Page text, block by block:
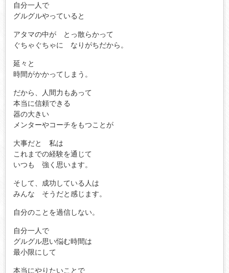
自分一人で
グルグルやっていると
アタマの中が とっ散らかって
ぐちゃぐちゃに なりがちだから。
延々と
時間がかかってしまう。
だから、人間力もあって
本当に信頼できる
器の大きい
メンターやコーチをもつことが
大事だと 私は
これまでの経験を通じて
いつも 強く思います。
そして、成功している人は
みんな そうだと感じます。
自分のことを過信しない。
自分一人で
グルグル思い悩む時間は
最小限にして
本当にやりたいことで